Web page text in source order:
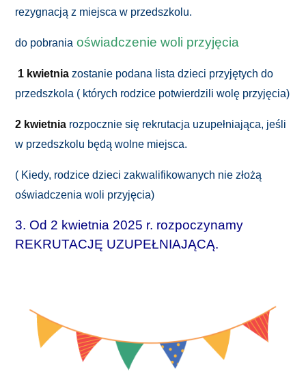
rezygnacją z miejsca w przedszkolu.
do pobrania oświadczenie woli przyjęcia
1 kwietnia zostanie podana lista dzieci przyjętych do
przedszkola ( których rodzice potwierdzili wolę przyjęcia)
2 kwietnia rozpocznie się rekrutacja uzupełniająca, jeśli
w przedszkolu będą wolne miejsca.
( Kiedy, rodzice dzieci zakwalifikowanych nie złożą
oświadczenia woli przyjęcia)
3. Od 2 kwietnia 2025 r. rozpoczynamy
REKRUTACJĘ UZUPEŁNIAJĄCĄ.